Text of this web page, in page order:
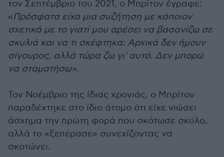
τον Σεπτέμβριο του 2021, ο Μπρίτον έγραφε:
«Πρόσφατα είχα μια συζήτηση με κάποιον
σχετικά με το γιατί μου αρέσει να βασανίζω σε
σκυλιά και να τι σκέφτηκα: Αρχικά δεν ήμουν
σίγουρος, αλλά τώρα ζω γι' αυτό. Δεν μπορώ
να σταματήσω».
Τον Νοέμβριο της ίδιας χρονιάς, ο Μπρίτον
παραδέχτηκε στο ίδιο άτομο ότι είχε νιώσει
άσχημα την πρώτη φορά που σκότωσε σκύλο,
αλλά το «ξεπέρασε» συνεχίζοντας να
σκοτώνει.